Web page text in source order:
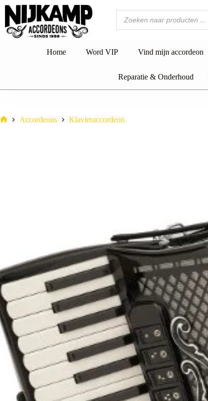
Ga
naar
inhoud
Producten
zoeken
Home Word VIP Vind mijn accordeon
Reparatie & Onderhoud
Accordeons Klavieraccordeon